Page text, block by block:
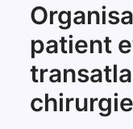
patient